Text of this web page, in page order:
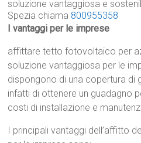
soluzione vantaggiosa e
Spezia chiama 800955358
I vantaggi per le imprese
affittare tetto fotovoltaico per
soluzione vantaggiosa per le
dispongono di una copertura di
infatti di ottenere un guadagno
costi di installazione e
I principali vantaggi dell’affitto